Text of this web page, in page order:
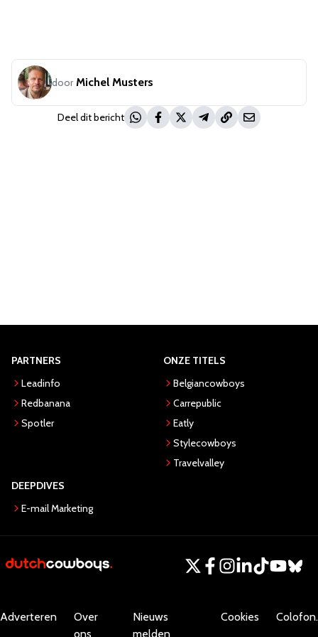
door Michel Musters
Deel dit bericht
PARTNERS
Leadinfo
Redbanana
Spotler
ONZE TITELS
Belgiancowboys
Carrepublic
Eatly
Stylecowboys
Travelvalley
DEEPDIVES
E-mail Marketing
Adverteren
Over
ons
Nieuws
melden
Cookies Colofon.